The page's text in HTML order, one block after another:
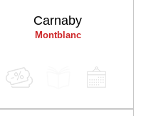
Carnaby
Montblanc